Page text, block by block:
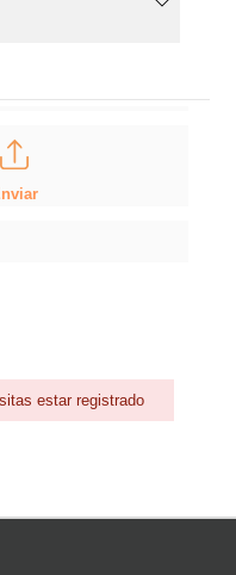
estar registrado